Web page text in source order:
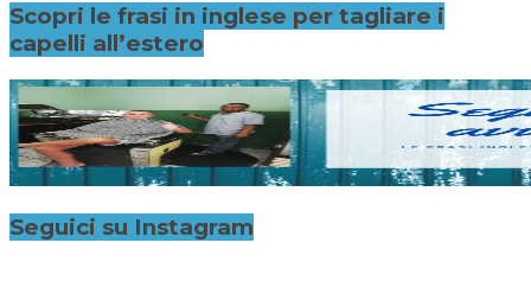
Scopri le frasi in inglese per tagliare i
capelli all’estero
Seguici su Instagram